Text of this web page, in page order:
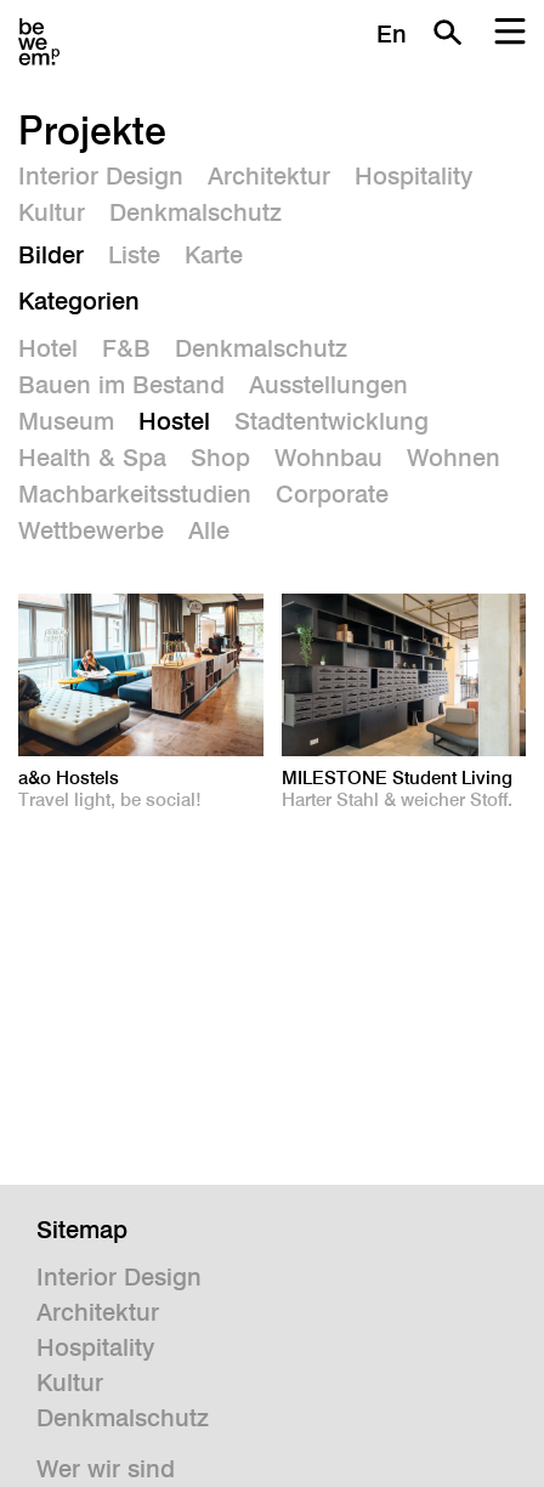
En
Projekte
Interior Design Architektur
Hospitality
Kultur
Denkmalschutz
Bilder
Liste
Karte
Kategorien
Hotel
F&B
Denkmalschutz
Bauen im Bestand
Ausstellungen
Museum
Hostel
Stadtentwicklung
Health & Spa
Shop Wohnbau
Wohnen
Machbarkeitsstudien
Corporate
Wettbewerbe
Alle
a&o Hostels
Travel light, be social!
MILESTONE Student Living
Harter Stahl & weicher Stoff.
Sitemap
Interior Design
Architektur
Hospitality
Kultur
Denkmalschutz
Wer wir sind